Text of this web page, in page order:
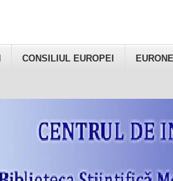
CONSILIUL EUROPEI